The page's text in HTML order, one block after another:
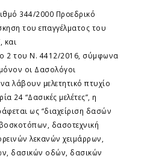
344/2000 Προεδρικό
του επαγγέλματος του
και
2 του Ν. 4412/2016, σύμφωνα
οι Δασολόγοι
λάβουν μελετητικό πτυχίο
24 “Δασικές μελέτες”, η
ως “διαχείριση δασών
δασοτεχνική
λεκανών χειμάρρων,
δασικών οδών, δασικών